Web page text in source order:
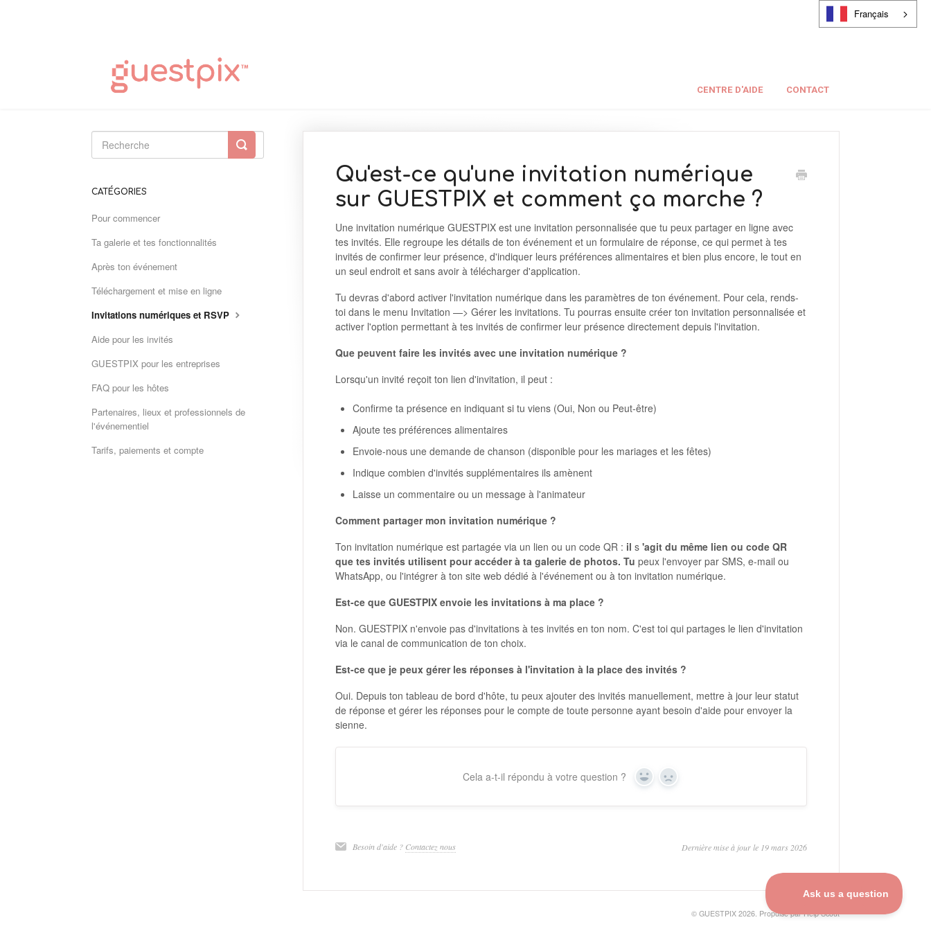
Français
CENTRE D'AIDE CONTACT
Qu'est-ce qu'une invitation numérique
sur GUESTPIX et comment ça marche ?
Une invitation numérique GUESTPIX est une invitation personnalisée que tu peux partager en ligne avec
tes invités. Elle regroupe les détails de ton événement et un formulaire de réponse, ce qui permet à tes
invités de confirmer leur présence, d'indiquer leurs préférences alimentaires et bien plus encore, le tout en
un seul endroit et sans avoir à télécharger d'application.
Tu devras d'abord activer l'invitation numérique dans les paramètres de ton événement. Pour cela, rends-
toi dans le menu Invitation —> Gérer les invitations. Tu pourras ensuite créer ton invitation personnalisée et
activer l'option permettant à tes invités de confirmer leur présence directement depuis l'invitation.
Que peuvent faire les invités avec une invitation numérique ?
Lorsqu'un invité reçoit ton lien d'invitation, il peut :
Confirme ta présence en indiquant si tu viens (Oui, Non ou Peut-être)
Ajoute tes préférences alimentaires
Envoie-nous une demande de chanson (disponible pour les mariages et les fêtes)
Indique combien d'invités supplémentaires ils amènent
Laisse un commentaire ou un message à l'animateur
Comment partager mon invitation numérique ?
Ton invitation numérique est partagée via un lien ou un code QR : il s 'agit du même lien ou code QR
que tes invités utilisent pour accéder à ta galerie de photos. Tu peux l'envoyer par SMS, e-mail ou
WhatsApp, ou l'intégrer à ton site web dédié à l'événement ou à ton invitation numérique.
Est-ce que GUESTPIX envoie les invitations à ma place ?
Non. GUESTPIX n'envoie pas d'invitations à tes invités en ton nom. C'est toi qui partages le lien d'invitation
via le canal de communication de ton choix.
Est-ce que je peux gérer les réponses à l'invitation à la place des invités ?
Oui. Depuis ton tableau de bord d'hôte, tu peux ajouter des invités manuellement, mettre à jour leur statut
de réponse et gérer les réponses pour le compte de toute personne ayant besoin d'aide pour envoyer la
sienne.
Cela a-t-il répondu à votre question ? Oui Non
Besoin d'aide ? Contactez nous Dernière mise à jour le 19 mars 2026
Toggle
Search
CATÉGORIES
Pour commencer
Ta galerie et tes fonctionnalités
Après ton événement
Téléchargement et mise en ligne
Invitations numériques et RSVP
Aide pour les invités
GUESTPIX pour les entreprises
FAQ pour les hôtes
Partenaires, lieux et professionnels de
l'événementiel
Tarifs, paiements et compte
© GUESTPIX 2026. Propulsé parHelp Scout